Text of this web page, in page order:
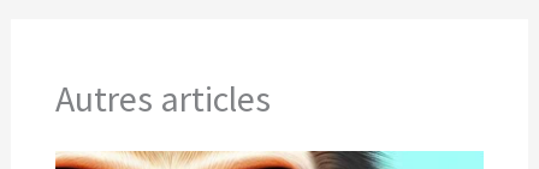
Autres articles